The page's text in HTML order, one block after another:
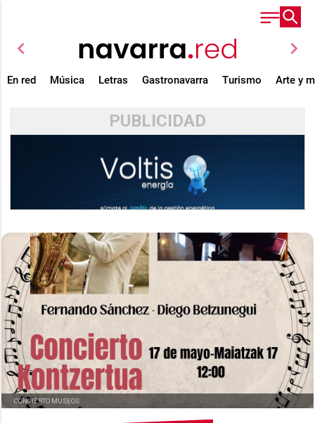
chevron_left chevron_right
En red Música Letras Gastronavarra Turismo Arte y
PUBLICIDAD
CONCIERTO MUSEOS